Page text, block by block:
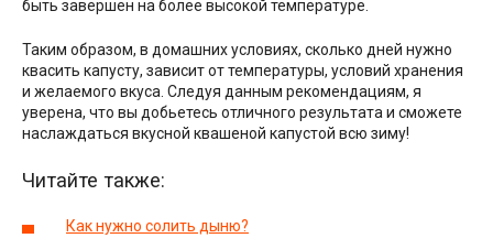
быть завершен на более высокой температуре.
Таким образом, в домашних условиях, сколько дней нужно
квасить капусту, зависит от температуры, условий хранения
и желаемого вкуса. Следуя данным рекомендациям, я
уверена, что вы добьетесь отличного результата и сможете
наслаждаться вкусной квашеной капустой всю зиму!
Читайте также:
Как нужно солить дыню?